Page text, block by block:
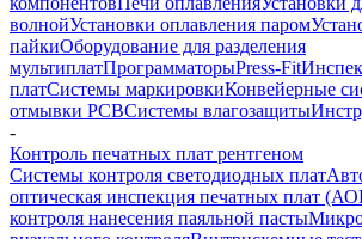
волнойУстановки оплавления паром
пайкиОборудование для разделения
мультиплатПрограмматорыPress-Fit
платСистемы маркировкиКонвейерные
отмывки PCBСистемы влагозащиты
-
Контроль печатных плат рентгеном
Системы контроля светодиодных плат
оптическая инспекция печатных плат
контроля нанесения паяльной пасты